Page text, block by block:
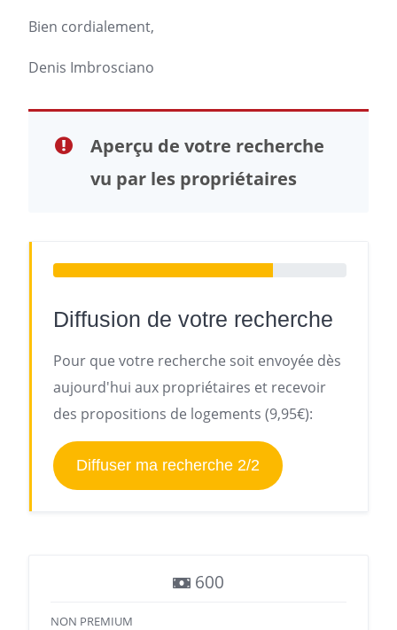
Bien cordialement,
Denis Imbrosciano
Aperçu de votre recherche
vu par les propriétaires
Diffusion de votre recherche
Pour que votre recherche soit envoyée dès
aujourd'hui aux propriétaires et recevoir
des propositions de logements (9,95€):
Diffuser ma recherche 2/2
600
NON PREMIUM